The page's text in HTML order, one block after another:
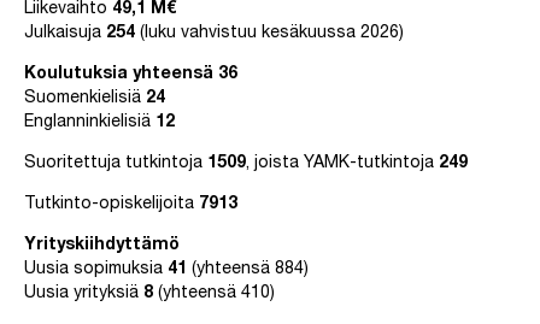
Liikevaihto 49,1 M€
Julkaisuja 254 (luku vahvistuu kesäkuussa 2026)
Koulutuksia yhteensä 36
Suomenkielisiä 24
Englanninkielisiä 12
Suoritettuja tutkintoja 1509, joista YAMK-tutkintoja 249
Tutkinto-opiskelijoita 7913
Yrityskiihdyttämö
Uusia sopimuksia 41 (yhteensä 884)
Uusia yrityksiä 8 (yhteensä 410)